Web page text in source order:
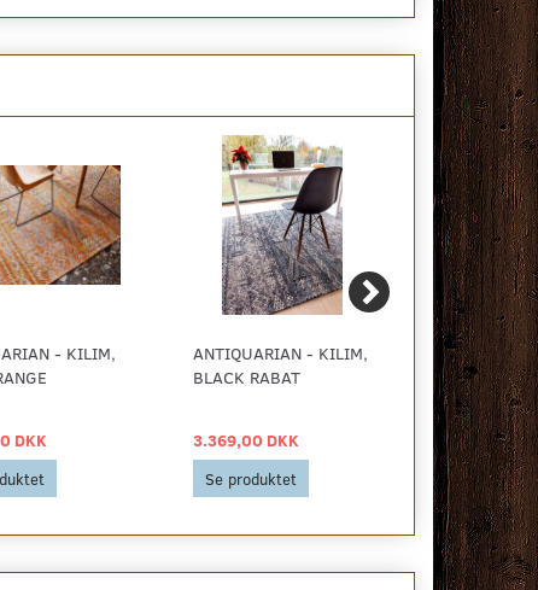
- KILIM,
DKK
ANTIQUARIAN - KILIM,
BLACK RABAT
3.369,00 DKK
Se produktet
FAKIR
249,00 DKK
Se